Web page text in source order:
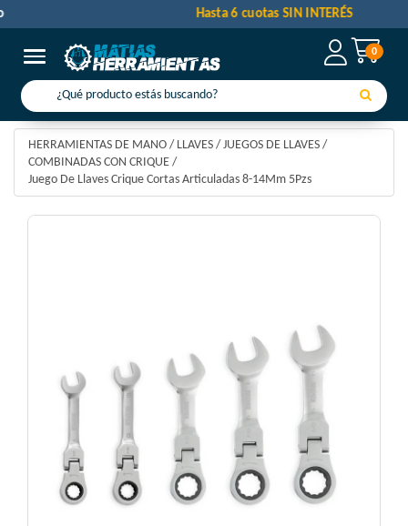
0
Toggle navigation
o efectivo Hasta 6 cuotas SIN
HERRAMIENTAS DE MANO / LLAVES / JUEGOS DE LLAVES /
COMBINADAS CON CRIQUE /
Juego De Llaves Crique Cortas Articuladas 8-14Mm 5Pzs